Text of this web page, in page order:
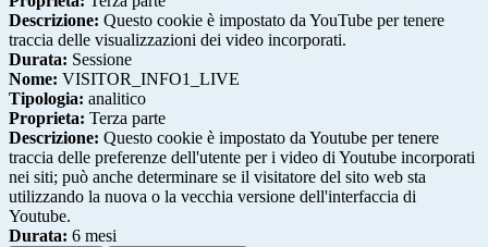
Descrizione: Questo cookie è impostato da YouTube per tenere
traccia delle visualizzazioni dei video incorporati.
Durata: Sessione
Nome: VISITOR_INFO1_LIVE
Tipologia: analitico
Proprieta: Terza parte
Descrizione: Questo cookie è impostato da Youtube per tenere
traccia delle preferenze dell'utente per i video di Youtube incorporati
nei siti; può anche determinare se il visitatore del sito web sta
utilizzando la nuova o la vecchia versione dell'interfaccia di
Youtube.
Durata: 6 mesi